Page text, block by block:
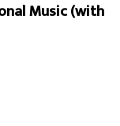
Music (with